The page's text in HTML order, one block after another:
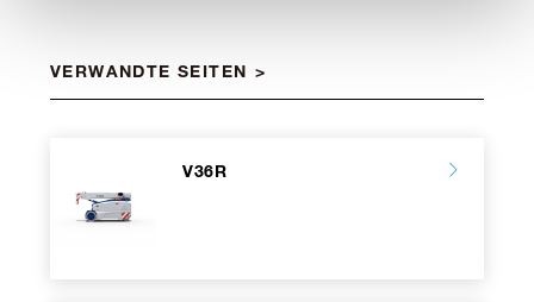
VERWANDTE SEITEN
V36R